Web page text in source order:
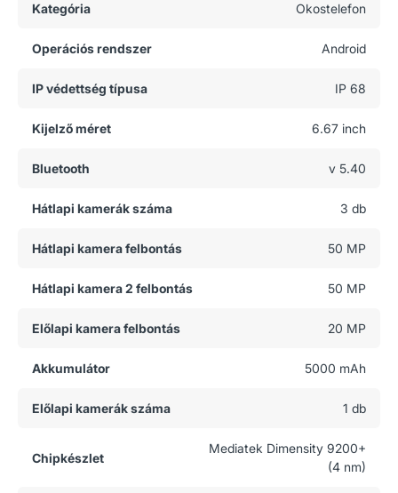
Kategória Okostelefon
Operációs rendszer Android
IP védettség típusa IP 68
Kijelző méret 6.67 inch
Bluetooth v 5.40
Hátlapi kamerák száma 3 db
Hátlapi kamera felbontás 50 MP
Hátlapi kamera 2 felbontás 50 MP
Előlapi kamera felbontás 20 MP
Akkumulátor 5000 mAh
Előlapi kamerák száma 1 db
Chipkészlet
Mediatek Dimensity 9200+
(4 nm)